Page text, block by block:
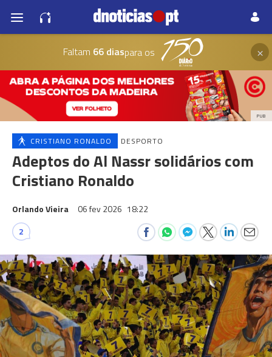
Faltam 66 diaspara os ×
PUB
CRISTIANO RONALDO DESPORTO
Adeptos do Al Nassr solidários com
Cristiano Ronaldo
Orlando Vieira 06 fev 2026 18:22
2